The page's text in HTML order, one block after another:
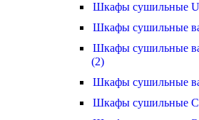
Шкафы сушильные
Шкафы сушильные
Шкафы сушильные
(2)
Шкафы сушильные
Шкафы сушильные